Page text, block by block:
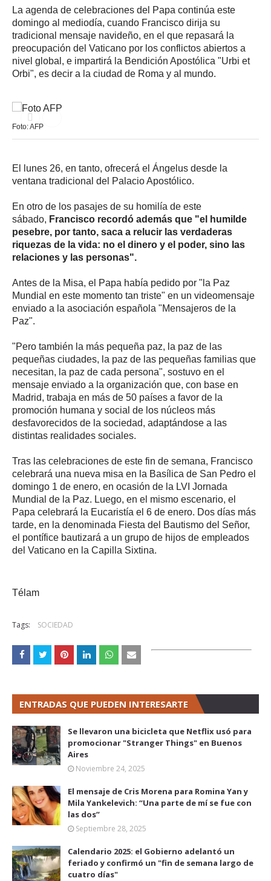
La agenda de celebraciones del Papa continúa este
domingo al mediodía, cuando Francisco dirija su
tradicional mensaje navideño, en el que repasará la
preocupación del Vaticano por los conflictos abiertos a
nivel global, e impartirá la Bendición Apostólica "Urbi et
Orbi", es decir a la ciudad de Roma y al mundo.
Foto: AFP
El lunes 26, en tanto, ofrecerá el Ángelus desde la
ventana tradicional del Palacio Apostólico.
En otro de los pasajes de su homilía de este
sábado, Francisco recordó además que "el humilde
pesebre, por tanto, saca a relucir las verdaderas
riquezas de la vida: no el dinero y el poder, sino las
relaciones y las personas".
Antes de la Misa, el Papa había pedido por "la Paz
Mundial en este momento tan triste" en un videomensaje
enviado a la asociación española "Mensajeros de la
Paz".
"Pero también la más pequeña paz, la paz de las
pequeñas ciudades, la paz de las pequeñas familias que
necesitan, la paz de cada persona", sostuvo en el
mensaje enviado a la organización que, con base en
Madrid, trabaja en más de 50 países a favor de la
promoción humana y social de los núcleos más
desfavorecidos de la sociedad, adaptándose a las
distintas realidades sociales.
Tras las celebraciones de este fin de semana, Francisco
celebrará una nueva misa en la Basílica de San Pedro el
domingo 1 de enero, en ocasión de la LVI Jornada
Mundial de la Paz. Luego, en el mismo escenario, el
Papa celebrará la Eucaristía el 6 de enero. Dos días más
tarde, en la denominada Fiesta del Bautismo del Señor,
el pontífice bautizará a un grupo de hijos de empleados
del Vaticano en la Capilla Sixtina.
Télam
Tags: SOCIEDAD
ENTRADAS QUE PUEDEN INTERESARTE
Se llevaron una bicicleta que Netflix usó para
promocionar "Stranger Things" en Buenos
Aires
Noviembre 24, 2025
El mensaje de Cris Morena para Romina Yan y
Mila Yankelevich: “Una parte de mí se fue con
las dos”
Septiembre 28, 2025
Calendario 2025: el Gobierno adelantó un
feriado y confirmó un "fin de semana largo de
cuatro días"